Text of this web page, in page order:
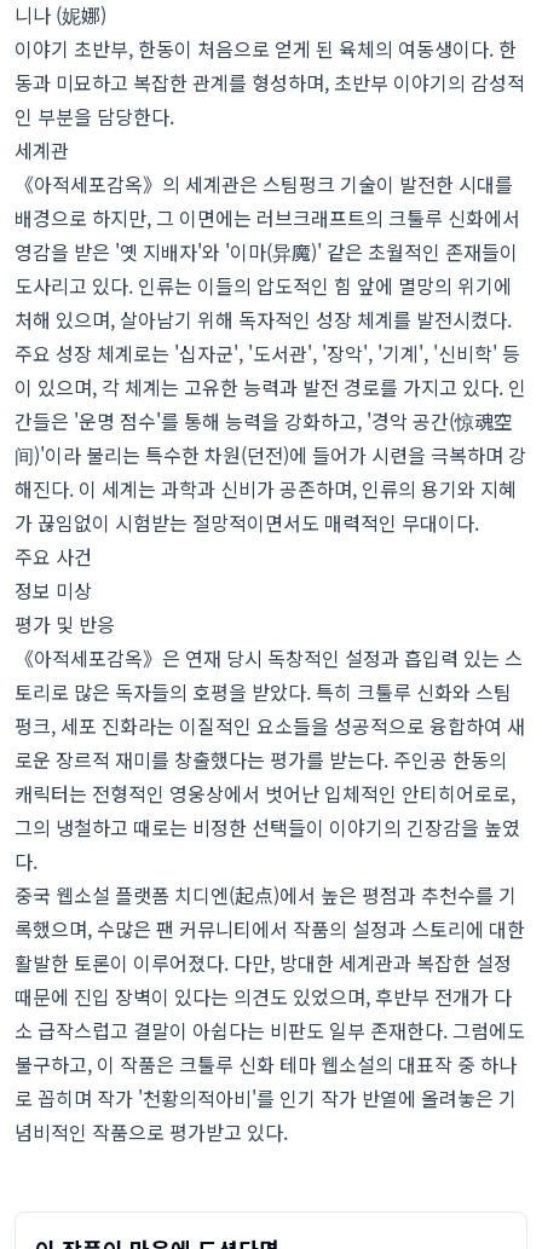
니나 (妮娜)
이야기 초반부, 한동이 처음으로 얻게 된 육체의 여동생이다. 한
동과 미묘하고 복잡한 관계를 형성하며, 초반부 이야기의 감성적
인 부분을 담당한다.
세계관
《아적세포감옥》의 세계관은 스팀펑크 기술이 발전한 시대를
배경으로 하지만, 그 이면에는 러브크래프트의 크툴루 신화에서
영감을 받은 '옛 지배자'와 '이마(异魔)' 같은 초월적인 존재들이
도사리고 있다. 인류는 이들의 압도적인 힘 앞에 멸망의 위기에
처해 있으며, 살아남기 위해 독자적인 성장 체계를 발전시켰다.
주요 성장 체계로는 '십자군', '도서관', '장악', '기계', '신비학' 등
이 있으며, 각 체계는 고유한 능력과 발전 경로를 가지고 있다. 인
간들은 '운명 점수'를 통해 능력을 강화하고, '경악 공간(惊魂空
间)'이라 불리는 특수한 차원(던전)에 들어가 시련을 극복하며 강
해진다. 이 세계는 과학과 신비가 공존하며, 인류의 용기와 지혜
가 끊임없이 시험받는 절망적이면서도 매력적인 무대이다.
주요 사건
정보 미상
평가 및 반응
《아적세포감옥》은 연재 당시 독창적인 설정과 흡입력 있는 스
토리로 많은 독자들의 호평을 받았다. 특히 크툴루 신화와 스팀
펑크, 세포 진화라는 이질적인 요소들을 성공적으로 융합하여 새
로운 장르적 재미를 창출했다는 평가를 받는다. 주인공 한동의
캐릭터는 전형적인 영웅상에서 벗어난 입체적인 안티히어로로,
그의 냉철하고 때로는 비정한 선택들이 이야기의 긴장감을 높였
다.
중국 웹소설 플랫폼 치디엔(起点)에서 높은 평점과 추천수를 기
록했으며, 수많은 팬 커뮤니티에서 작품의 설정과 스토리에 대한
활발한 토론이 이루어졌다. 다만, 방대한 세계관과 복잡한 설정
때문에 진입 장벽이 있다는 의견도 있었으며, 후반부 전개가 다
소 급작스럽고 결말이 아쉽다는 비판도 일부 존재한다. 그럼에도
불구하고, 이 작품은 크툴루 신화 테마 웹소설의 대표작 중 하나
로 꼽히며 작가 '천황의적아비'를 인기 작가 반열에 올려놓은 기
념비적인 작품으로 평가받고 있다.